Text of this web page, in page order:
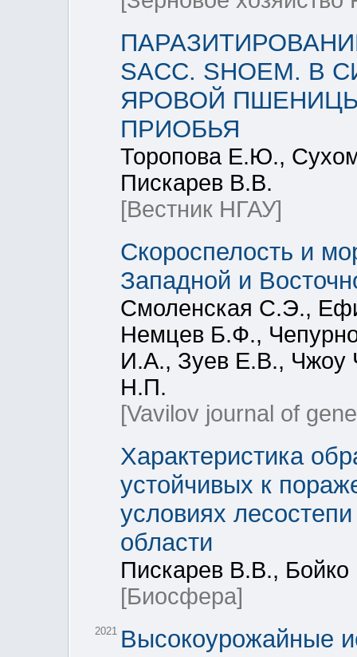
ПАРАЗИТИРОВАНИЕ
SACC. SHOEM.
ЯРОВОЙ
ПРИОБЬЯ
Торопова Е.Ю.,
Пискарев В.В.
[Вестник НГАУ]
Скороспелость и
Западной и
Смоленская С.Э.,
Немцев Б.Ф.,
И.А., Зуев Е.В., Чжоу
Н.П.
[Vavilov journal of
Характеристика
устойчивых к
условиях
области
Пискарев В.В.,
[Биосфера]
2021 Высокоурожайные